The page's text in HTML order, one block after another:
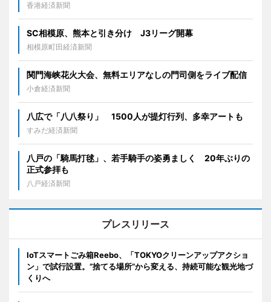
香港経済新聞
SC相模原、熊本と引き分け J3リーグ開幕
相模原町田経済新聞
関門海峡花火大会、無料エリアなしの門司側をライブ配信
小倉経済新聞
八広で「八八祭り」 1500人が提灯行列、多幸アートも
すみだ経済新聞
八戸の「騎馬打毬」、若手騎手の姿勇ましく 20年ぶりの
正式参拝も
八戸経済新聞
プレスリリース
IoTスマートごみ箱Reebo、「TOKYOクリーンアップアクショ
ン」で試行設置。”捨てる場所”から変える、持続可能な観光地づ
くりへ